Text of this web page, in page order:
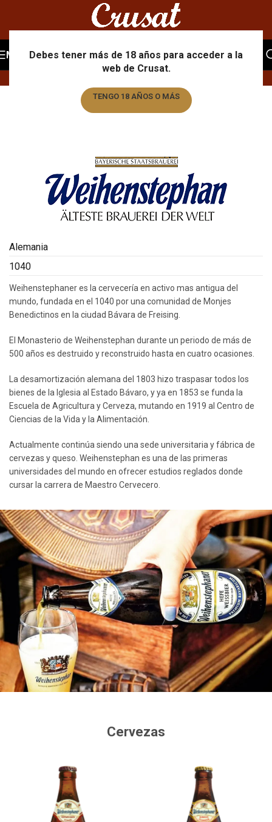
Debes tener más de 18 años para acceder a la
web de Crusat.
TENGO 18 AÑOS O MÁS
MENU Portfolio
Alemania
1040
Weihenstephaner es la cervecería en activo mas antigua del
mundo, fundada en el 1040 por una comunidad de Monjes
Benedictinos en la ciudad Bávara de Freising.
El Monasterio de Weihenstephan durante un periodo de más de
500 años es destruido y reconstruido hasta en cuatro ocasiones.
La desamortización alemana del 1803 hizo traspasar todos los
bienes de la Iglesia al Estado Bávaro, y ya en 1853 se funda la
Escuela de Agricultura y Cerveza, mutando en 1919 al Centro de
Ciencias de la Vida y la Alimentación.
Actualmente continúa siendo una sede universitaria y fábrica de
cervezas y queso. Weihenstephan es una de las primeras
universidades del mundo en ofrecer estudios reglados donde
cursar la carrera de Maestro Cervecero.
Cervezas